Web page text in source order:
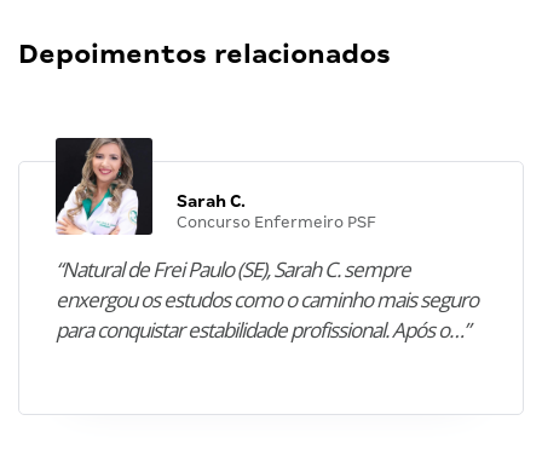
Depoimentos relacionados
Sarah C.
Concurso Enfermeiro PSF
“Natural de Frei Paulo (SE), Sarah C. sempre
enxergou os estudos como o caminho mais seguro
para conquistar estabilidade profissional. Após o…”